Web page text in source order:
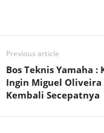
Previous article
Bos Teknis Yamaha :
Ingin Miguel Oliveira
Kembali Secepatnya